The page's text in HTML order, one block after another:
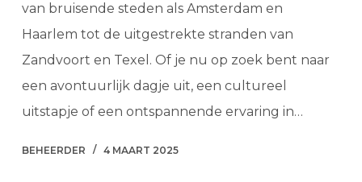
van bruisende steden als Amsterdam en
Haarlem tot de uitgestrekte stranden van
Zandvoort en Texel. Of je nu op zoek bent naar
een avontuurlijk dagje uit, een cultureel
uitstapje of een ontspannende ervaring in…
BEHEERDER 4 MAART 2025